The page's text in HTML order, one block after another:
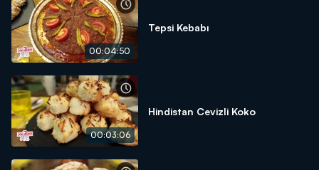
00:04:50
Tepsi Kebabı
00:03:06
Hindistan Cevizli Koko